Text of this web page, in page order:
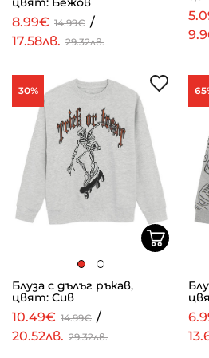
8.99€ 14.99€ /
17.58лв. 29.32лв.
30%
Блуза с дълъг ръкав,
цвят: Сив
10.49€ 14.99€ /
20.52лв. 29.32лв.